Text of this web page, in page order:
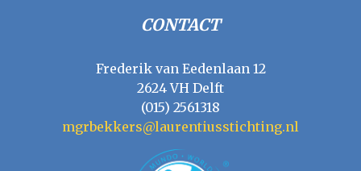
CONTACT
Frederik van Eedenlaan 12
2624 VH Delft
(015) 2561318
mgrbekkers@laurentiusstichting.nl